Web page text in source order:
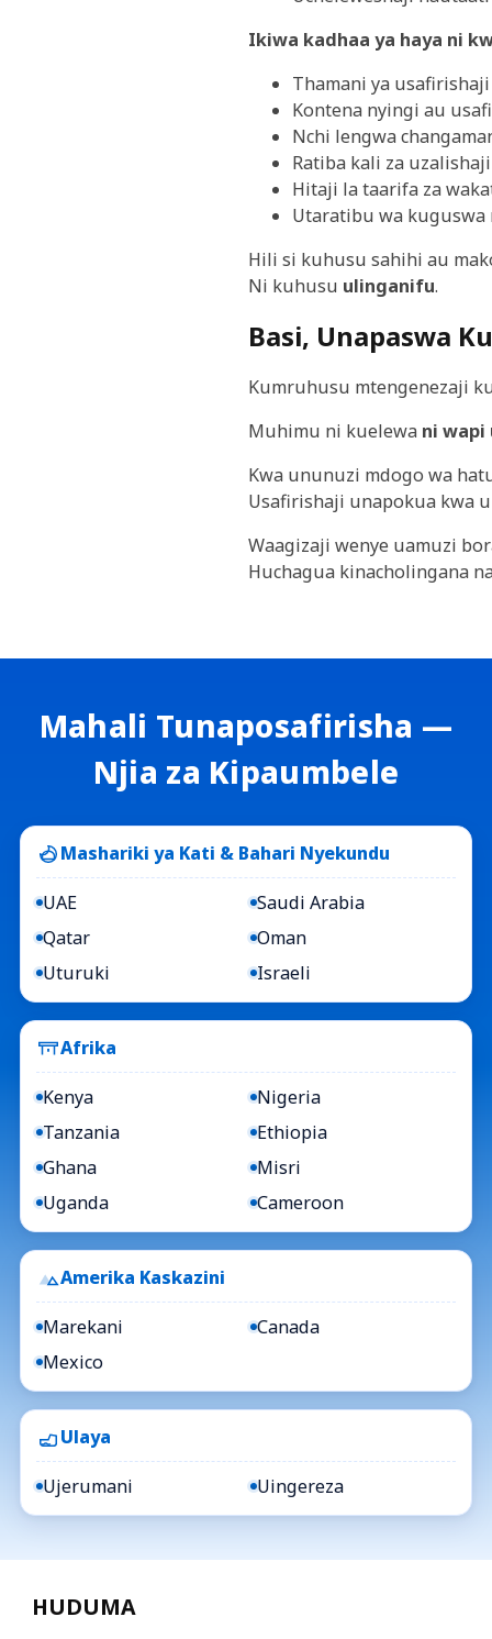
Ikiwa kadhaa ya haya ni
Thamani ya
Kontena nyingi au
Nchi lengwa
Ratiba kali za
Hitaji la taarifa za
Utaratibu wa kuguswa
Hili si kuhusu sahihi au
Ni kuhusu ulinganifu.
Basi, Unapaswa
Kumruhusu mtengenezaji
Muhimu ni kuelewa ni wapi
Kwa ununuzi mdogo wa
Usafirishaji unapokua kwa
Waagizaji wenye uamuzi
Huchagua kinacholingana
Mahali Tunaposafirisha —
Njia za Kipaumbele
Mashariki ya Kati & Bahari Nyekundu
UAE
Saudi Arabia
Qatar
Oman
Uturuki
Israeli
Afrika
Kenya
Nigeria
Tanzania
Ethiopia
Ghana
Misri
Uganda
Cameroon
Amerika Kaskazini
Marekani
Canada
Mexico
Ulaya
Ujerumani Uingereza
HUDUMA